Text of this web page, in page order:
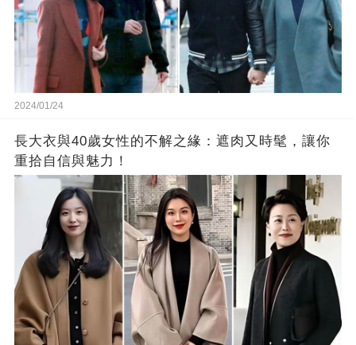
2024/01/24
長大衣與40歲女性的不解之緣：遮肉又時髦，讓你
重拾自信與魅力！